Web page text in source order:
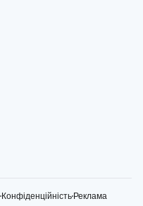
КонфіденційністьРеклама